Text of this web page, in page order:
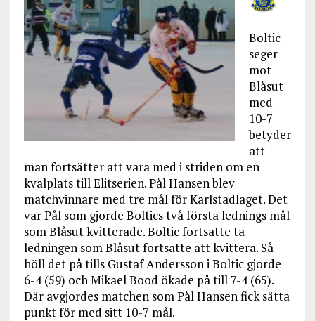
Boltic
seger
mot
Blåsut
med
10-7
betyder
att
man fortsätter att vara med i striden om en
kvalplats till Elitserien. Pål Hansen blev
matchvinnare med tre mål för Karlstadlaget. Det
var Pål som gjorde Boltics två första lednings mål
som Blåsut kvitterade. Boltic fortsatte ta
ledningen som Blåsut fortsatte att kvittera. Så
höll det på tills Gustaf Andersson i Boltic gjorde
6-4 (59) och Mikael Bood ökade på till 7-4 (65).
Där avgjordes matchen som Pål Hansen fick sätta
punkt för med sitt 10-7 mål.